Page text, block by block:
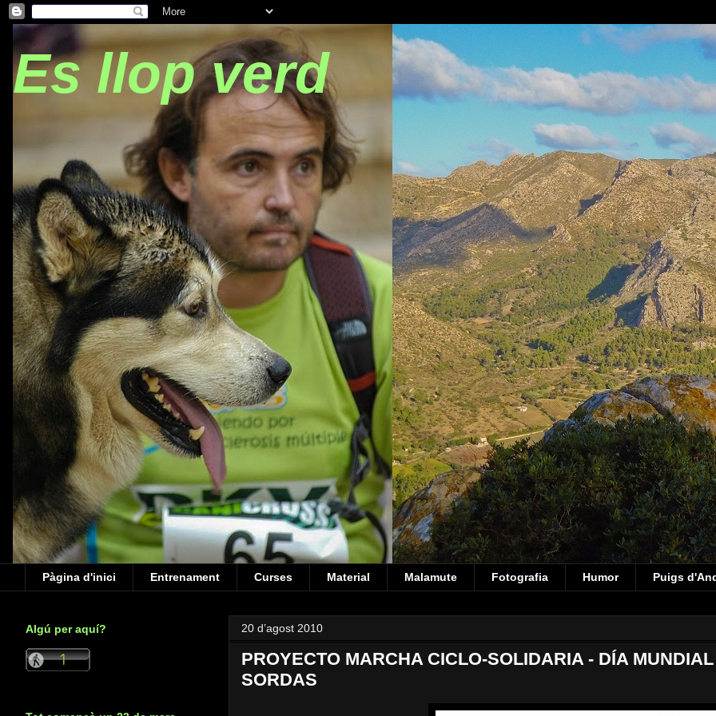
Es llop verd
Pàgina d'inici Entrenament Curses Material Malamute Fotografia Humor Puigs
20 d’agost 2010
PROYECTO MARCHA CICLO-SOLIDARIA - DÍA
SORDAS
Algú per aquí?